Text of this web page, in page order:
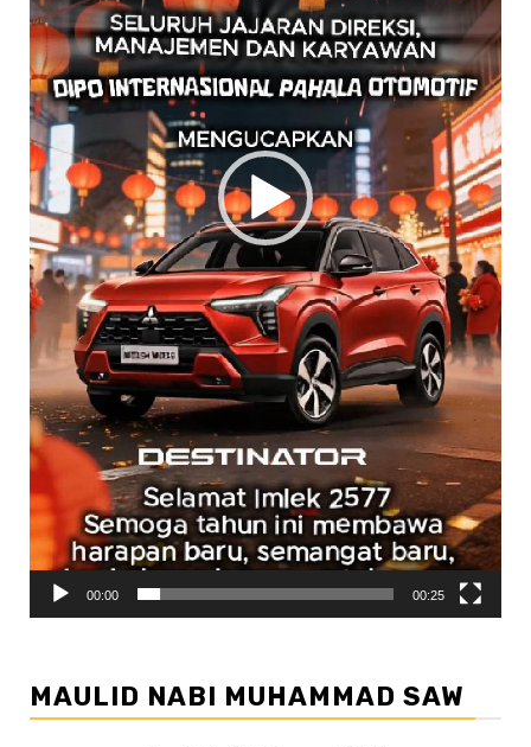
00:00 00:25
MAULID NABI MUHAMMAD SAW